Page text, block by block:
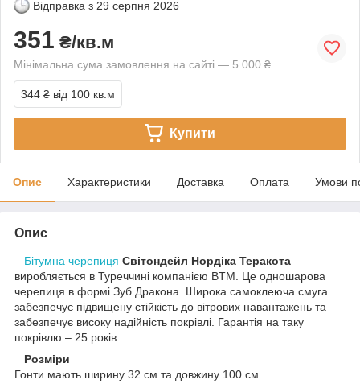
Відправка з 29 серпня 2026
351 ₴/кв.м
Мінімальна сума замовлення на сайті — 5 000 ₴
344 ₴ від 100 кв.м
Купити
Опис Характеристики Доставка Оплата Умови
Опис
Бітумна черепиця Світондейл Нордіка Теракота
виробляється в Туреччині компанією BTM. Це одношарова
черепиця в формі Зуб Дракона. Широка самоклеюча смуга
забезпечує підвищену стійкість до вітрових навантажень та
забезпечує високу надійність покрівлі. Гарантія на таку
покрівлю – 25 років.
Розміри
Гонти мають ширину 32 см та довжину 100 см.